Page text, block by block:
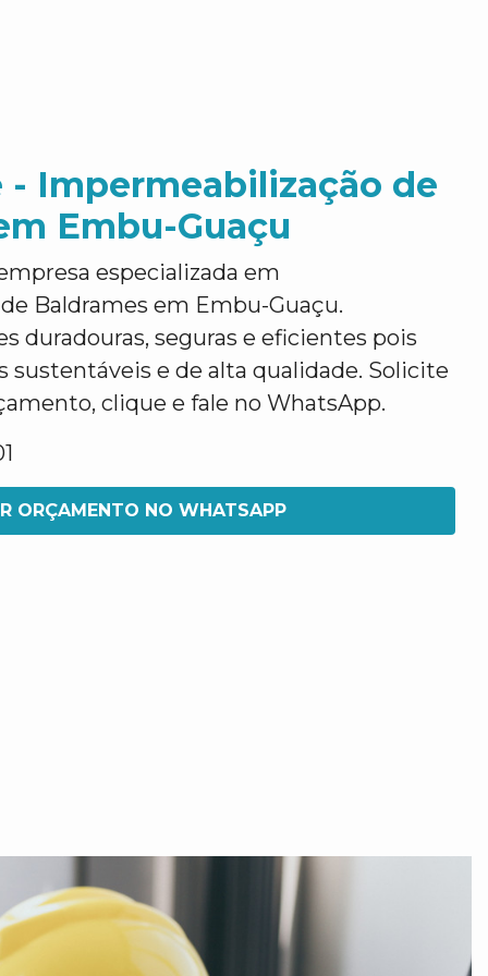
Impermeabilização de
Embu-Guaçu
especializada em
Baldrames em Embu-Guaçu.
duradouras, seguras e eficientes pois
e de alta qualidade. Solicite
clique e fale no WhatsApp.
ORÇAMENTO NO WHATSAPP